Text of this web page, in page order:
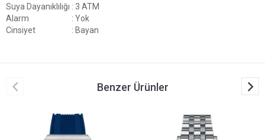
Suya Dayanıklılığı : 3 ATM
Alarm
: Yok
Cinsiyet
: Bayan
Benzer Ürünler